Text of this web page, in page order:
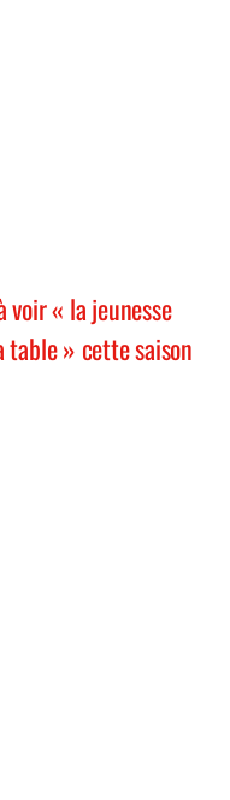
voir « la jeunesse
table » cette saison